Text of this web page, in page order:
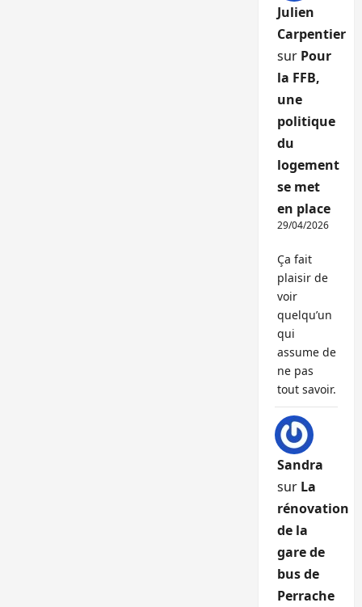
Julien
Carpentier
sur Pour
la FFB,
une
politique
du
logement
se met
en place
29/04/2026
Ça fait
plaisir de
voir
quelqu’un
qui
assume de
ne pas
tout savoir.
Sandra
sur La
rénovation
de la
gare de
bus de
Perrache